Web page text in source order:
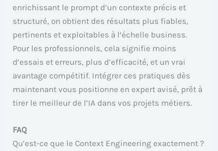
enrichissant le prompt d’un contexte précis et
structuré, on obtient des résultats plus fiables,
pertinents et exploitables à l’échelle business.
Pour les professionnels, cela signifie moins
d’essais et erreurs, plus d’efficacité, et un vrai
avantage compétitif. Intégrer ces pratiques dès
maintenant vous positionne en expert avisé, prêt à
tirer le meilleur de l’IA dans vos projets métiers.
FAQ
Qu’est-ce que le Context Engineering exactement ?